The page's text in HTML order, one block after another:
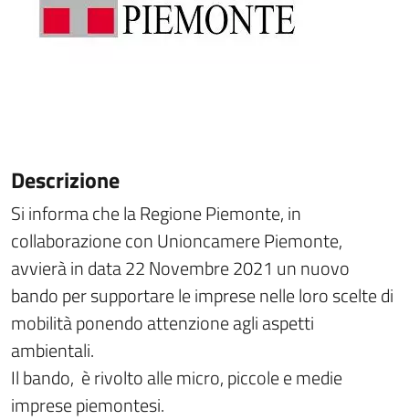
Descrizione
Si informa che la Regione Piemonte, in
collaborazione con Unioncamere Piemonte,
avvierà in data 22 Novembre 2021 un nuovo
bando per supportare le imprese nelle loro scelte di
mobilità ponendo attenzione agli aspetti
ambientali.
Il bando, è rivolto alle micro, piccole e medie
imprese piemontesi.